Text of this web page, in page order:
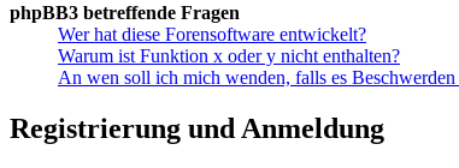
phpBB3 betreffende Fragen
Wer hat diese Forensoftware entwickelt?
Warum ist Funktion x oder y nicht enthalten?
An wen soll ich mich wenden, falls es
Registrierung und Anmeldung